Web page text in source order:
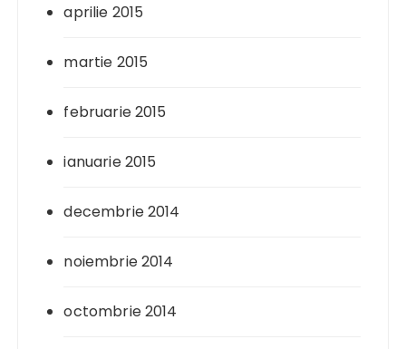
aprilie 2015
martie 2015
februarie 2015
ianuarie 2015
decembrie 2014
noiembrie 2014
octombrie 2014